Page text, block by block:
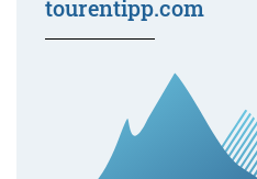
tourentipp.com